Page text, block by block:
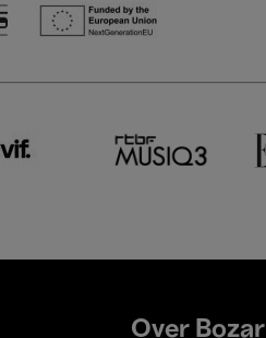
Footer
Over Bozar